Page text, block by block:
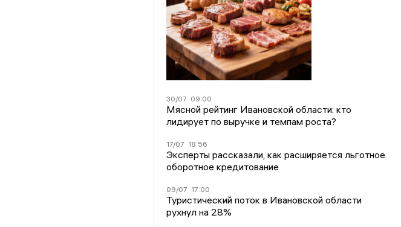
30/07 09:00
Мясной рейтинг Ивановской области: кто
лидирует по выручке и темпам роста?
17/07 18:56
Эксперты рассказали, как расширяется льготное
оборотное кредитование
09/07 17:00
Туристический поток в Ивановской области
рухнул на 28%